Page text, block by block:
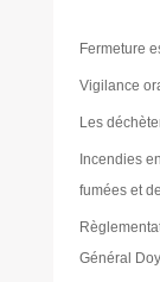
Fermeture
Vigilance
Les
Incendies
fumées et
Général